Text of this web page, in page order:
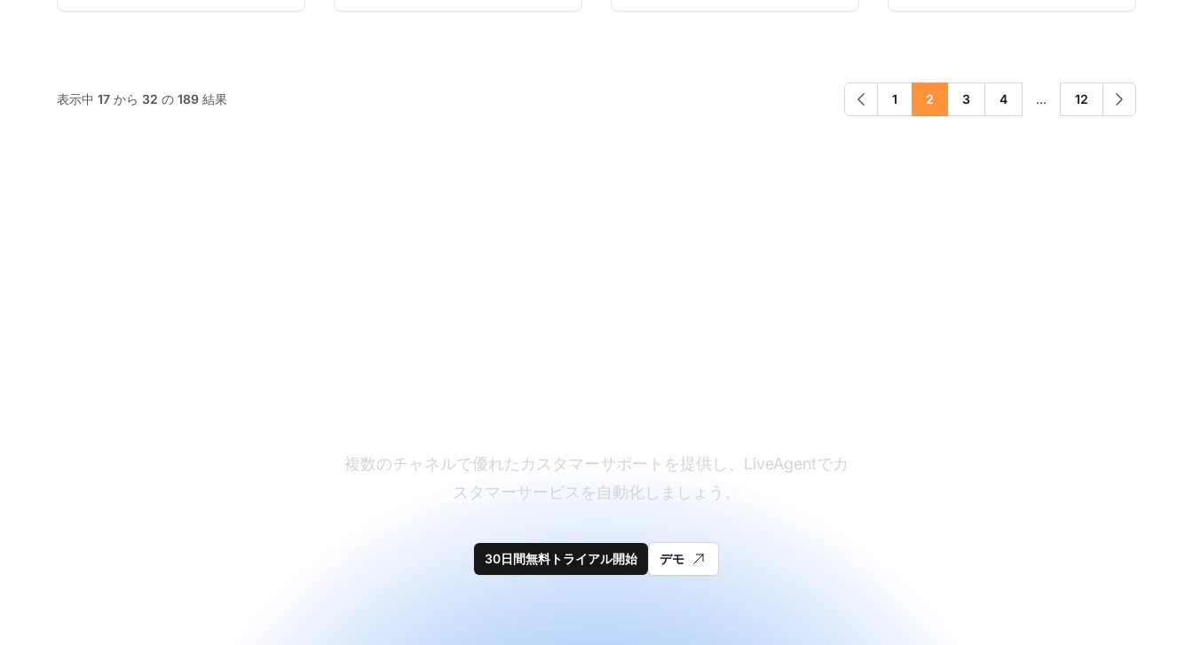
向上させます。
表示中 17 から 32 の 189 結果
前へ
1 2 3 4 ... 12
次へ
複数のチャネルで優れたカスタマーサポートを提供し、LiveAgentでカ
スタマーサービスを自動化しましょう。
30日間無料トライアル開始 デモ